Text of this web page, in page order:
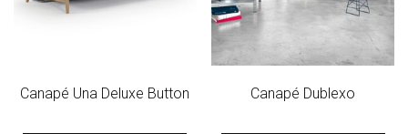
Canapé Una Deluxe Button Canapé Dublexo